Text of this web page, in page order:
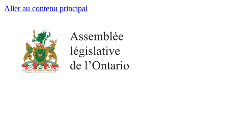
Aller au contenu principal